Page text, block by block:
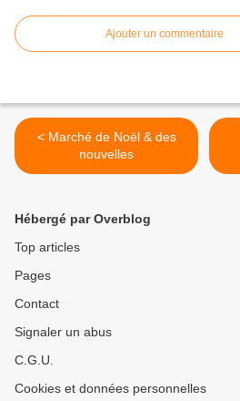
Ajouter un commentaire
< Marché de Noël & des
nouvelles
Hébergé par Overblog
Top articles
Pages
Contact
Signaler un abus
C.G.U.
Cookies et données personnelles